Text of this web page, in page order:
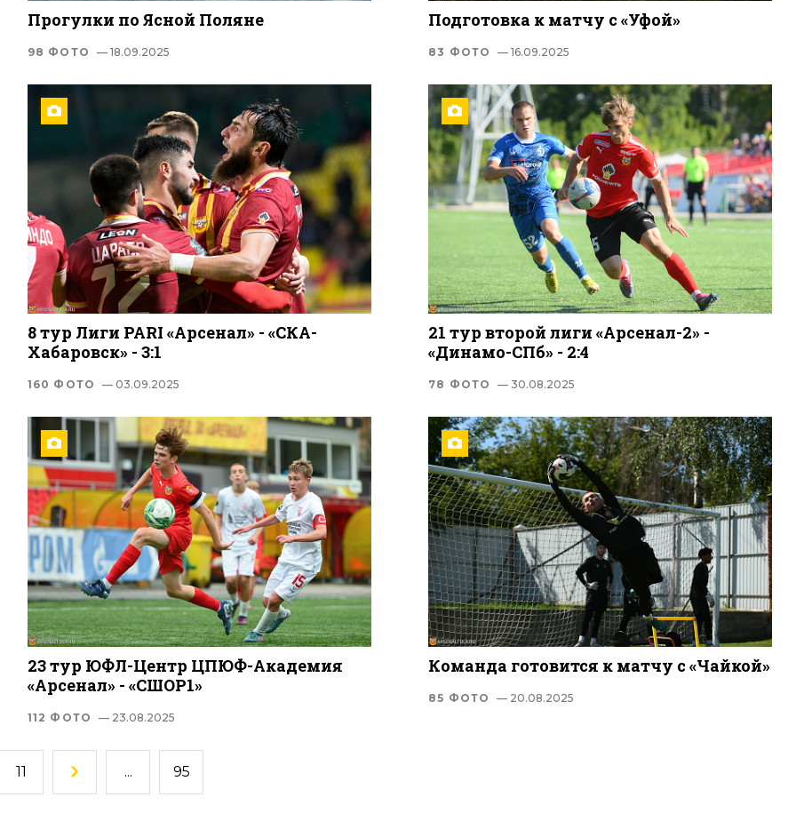
Прогулки по Ясной Поляне
98 ФОТО — 18.09.2025
Подготовка к матчу с «Уфой»
83 ФОТО — 16.09.2025
8 тур Лиги PARI «Арсенал» - «СКА-
Хабаровск» - 3:1
160 ФОТО — 03.09.2025
21 тур второй лиги «Арсенал-2» -
«Динамо-СПб» - 2:4
78 ФОТО — 30.08.2025
23 тур ЮФЛ-Центр ЦПЮФ-Академия
«Арсенал» - «СШОР1»
112 ФОТО — 23.08.2025
Команда готовится к матчу с «Чайкой»
85 ФОТО — 20.08.2025
11 ... 95